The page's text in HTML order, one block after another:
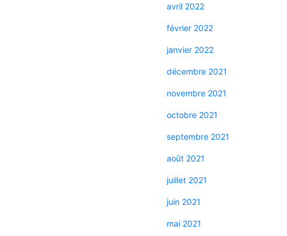
avril 2022
février 2022
janvier 2022
décembre 2021
novembre 2021
octobre 2021
septembre 2021
août 2021
juillet 2021
juin 2021
mai 2021